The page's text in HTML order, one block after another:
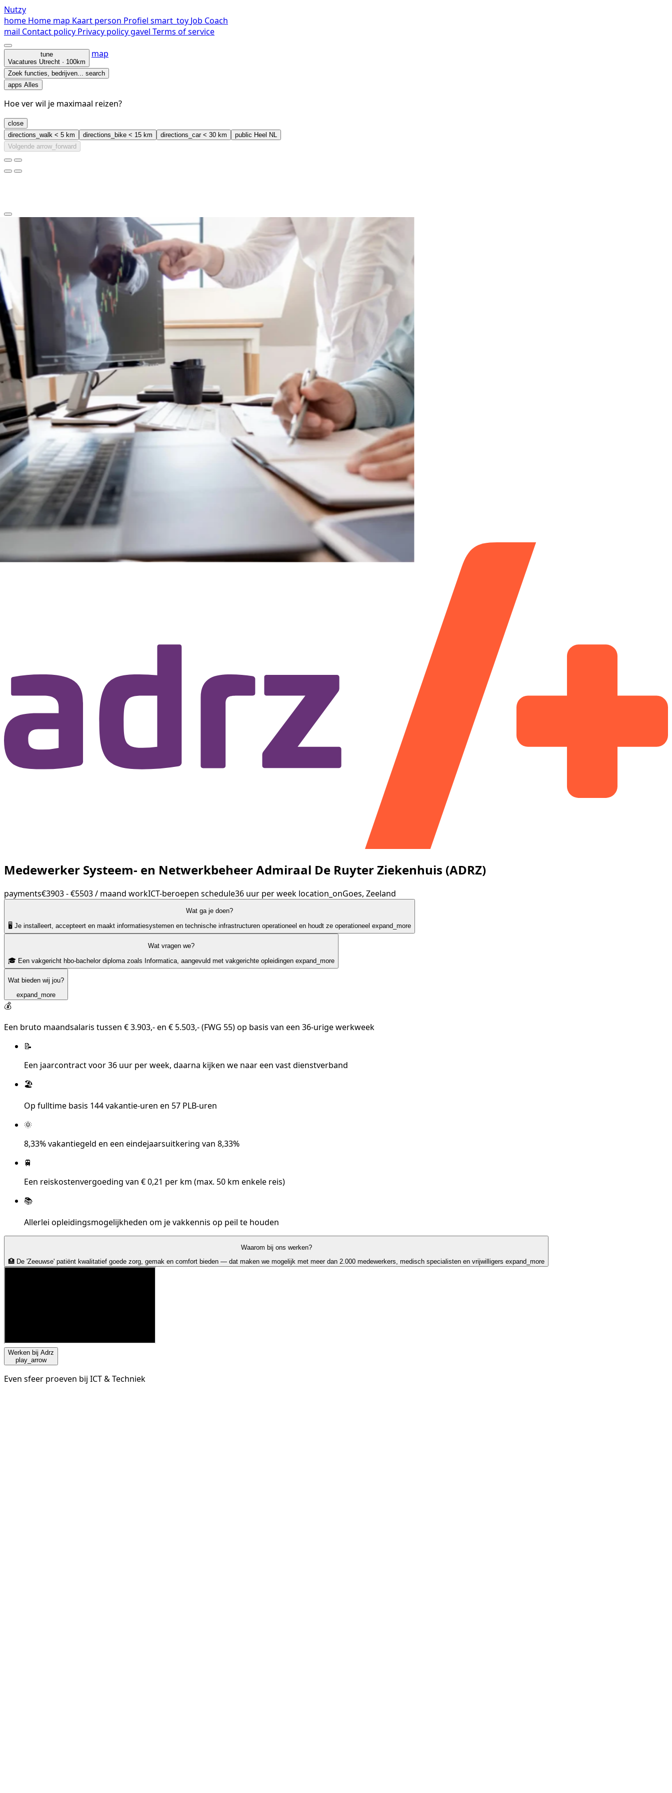
Nutzy
home Home map Kaart person Profiel smart_toy Job Coach
mail Contact policy Privacy policygavel Terms of service
tune
Vacatures Utrecht · 100km
map
Zoek functies, bedrijven... search
apps Alles
Hoe ver wil je maximaal reizen?
close
directions_walk < 5 km directions_bike < 15 km directions_car< 30 km public Heel NL
Volgende arrow_forward
clear
arrow_back_ios_new
favorite
Medewerker Systeem- en Netwerkbeheer Admiraal De Ruyter Ziekenhuis (ADRZ)
payments€3903 - €5503 / maand workICT-beroepen schedule36 uur per week location_onGoes, Zeeland
Wat ga je doen?
🖥️ Je installeert, accepteert en maakt informatiesystemen en technische infrastructuren operationeel en houdt ze operationeel expand_more
Wat vragen we?
🎓 Een vakgericht hbo-bachelor diploma zoals Informatica, aangevuld met vakgerichte opleidingen expand_more
Wat bieden wij jou?
expand_more
💰
Een bruto maandsalaris tussen € 3.903,- en € 5.503,- (FWG 55) op basis van een 36-urige werkweek
📝
Een jaarcontract voor 36 uur per week, daarna kijken we naar een vast dienstverband
🏖️
Op fulltime basis 144 vakantie-uren en 57 PLB-uren
🌞
8,33% vakantiegeld en een eindejaarsuitkering van 8,33%
🚆
Een reiskostenvergoeding van € 0,21 per km (max. 50 km enkele reis)
📚
Allerlei opleidingsmogelijkheden om je vakkennis op peil te houden
Waarom bij ons werken?
🏥 De 'Zeeuwse' patiënt kwalitatief goede zorg, gemak en comfort bieden — dat maken we mogelijk met meer dan 2.000 medewerkers, medisch specialisten en vrijwilligers expand_more
Werken bij Adrz
play_arrow
Even sfeer proeven bij ICT & Techniek